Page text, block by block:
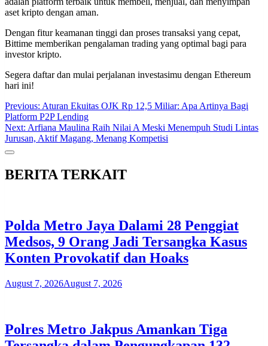
aset kripto dengan aman.
Dengan fitur keamanan tinggi dan proses transaksi yang cepat,
Bittime memberikan pengalaman trading yang optimal bagi para
investor kripto.
Segera daftar dan mulai perjalanan investasimu dengan Ethereum
hari ini!
Post
navigation
Previous: Aturan Ekuitas OJK Rp 12,5 Miliar: Apa Artinya Bagi
Platform P2P Lending
Next: Arfiana Maulina Raih Nilai A Meski Menempuh Studi Lintas
Jurusan, Aktif Magang, Menang Kompetisi
BERITA TERKAIT
Polda Metro Jaya Dalami 28 Penggiat
Medsos, 9 Orang Jadi Tersangka Kasus
Konten Provokatif dan Hoaks
August 7, 2026August 7, 2026
Polres Metro Jakpus Amankan Tiga